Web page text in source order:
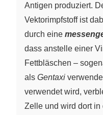
Antigen produziert.
Vektorimpfstoff ist
durch eine
dass anstelle einer
Fettbläschen –
als Gentaxi
verwendet wird,
Zelle und wird dort